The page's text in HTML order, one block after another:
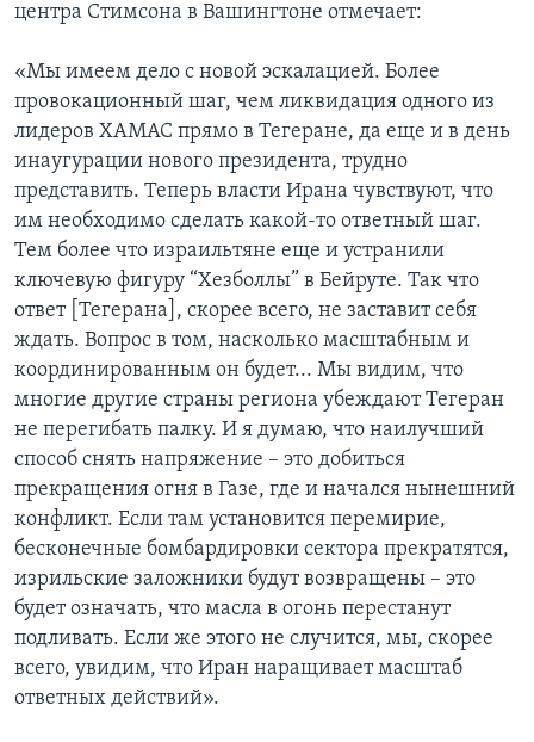
центра Стимсона в Вашингтоне отмечает:
«Мы имеем дело с новой эскалацией. Более
провокационный шаг, чем ликвидация одного из
лидеров ХАМАС прямо в Тегеране, да еще и в день
инаугурации нового президента, трудно
представить. Теперь власти Ирана чувствуют, что
им необходимо сделать какой-то ответный шаг.
Тем более что израильтяне еще и устранили
ключевую фигуру “Хезболлы” в Бейруте. Так что
ответ [Тегерана], скорее всего, не заставит себя
ждать. Вопрос в том, насколько масштабным и
координированным он будет... Мы видим, что
многие другие страны региона убеждают Тегеран
не перегибать палку. И я думаю, что наилучший
способ снять напряжение – это добиться
прекращения огня в Газе, где и начался нынешний
конфликт. Если там установится перемирие,
бесконечные бомбардировки сектора прекратятся,
изрильские заложники будут возвращены – это
будет означать, что масла в огонь перестанут
подливать. Если же этого не случится, мы, скорее
всего, увидим, что Иран наращивает масштаб
ответных действий».